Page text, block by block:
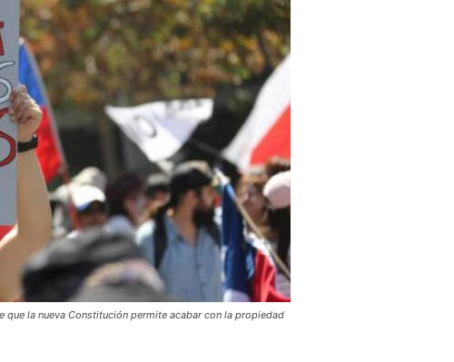
la nueva Constitución permite acabar con la propiedad